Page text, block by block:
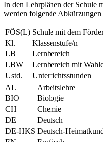
In den Lehrplänen der Schule
werden folgende Abkürzungen
FÖS(L) Schule mit dem
Kl.
Klassenstufe/n
LB
Lernbereich
LBW
Lernbereich mit
Ustd.
Unterrichtsstunden
AL
Arbeitslehre
BIO
Biologie
CH
Chemie
DE
Deutsch
DE-HKS Deutsch-